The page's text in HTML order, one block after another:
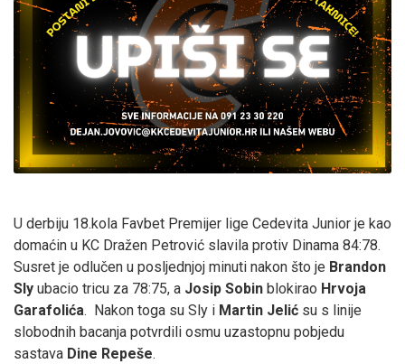
U derbiju 18.kola Favbet Premijer lige Cedevita Junior je kao
domaćin u KC Dražen Petrović slavila protiv Dinama 84:78.
Susret je odlučen u posljednjoj minuti nakon što je Brandon
Sly ubacio tricu za 78:75, a Josip Sobin blokirao Hrvoja
Garafolića. Nakon toga su Sly i Martin Jelić su s linije
slobodnih bacanja potvrdili osmu uzastopnu pobjedu
sastava Dine Repeše.